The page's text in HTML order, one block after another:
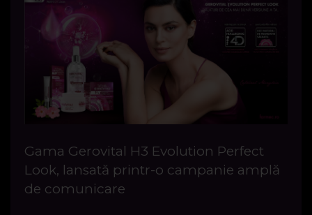
Gama Gerovital H3 Evolution Perfect
Look, lansată printr-o campanie amplă
de comunicare